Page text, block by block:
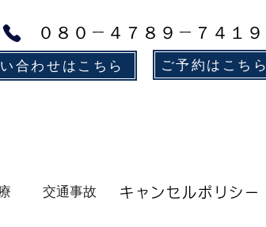
０８０－４７８９－７４１９
合わせはこちら
ご予約はこちら
交通事故 キャンセルポリシー